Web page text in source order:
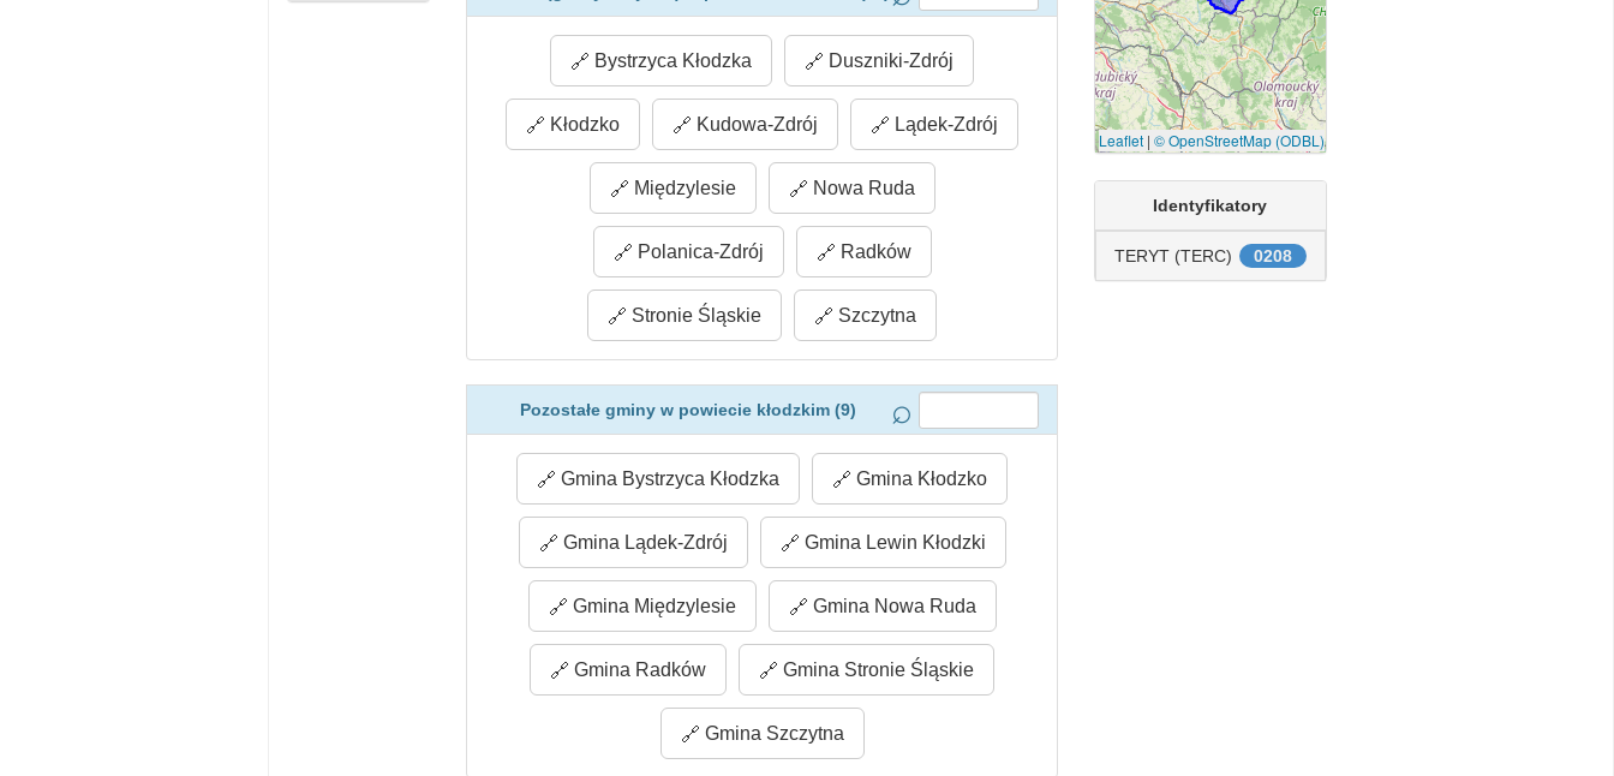
Bystrzyca Kłodzka Duszniki-Zdrój
Kłodzko Kudowa-Zdrój Lądek-Zdrój
Międzylesie Nowa Ruda
Polanica-Zdrój Radków
Stronie Śląskie Szczytna
Pozostałe gminy w powiecie kłodzkim (9)
Gmina Bystrzyca Kłodzka Gmina Kłodzko
Gmina Lądek-Zdrój Gmina Lewin Kłodzki
Gmina Międzylesie Gmina Nowa Ruda
Gmina Radków Gmina Stronie Śląskie
Gmina Szczytna
Leaflet| © OpenStreetMap (ODBL)
Identyfikatory
0208
TERYT (TERC)